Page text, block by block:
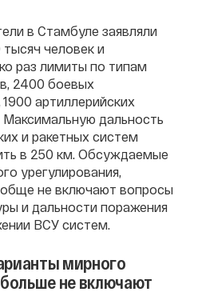
в Стамбуле заявляли
человек и
раз лимиты по типам
2400 боевых
артиллерийских
дальность
и ракетных систем
в 250 км. Обсуждаемые
урегулирования,
не включают вопросы
и дальности поражения
ВСУ систем.
мирного
не включают